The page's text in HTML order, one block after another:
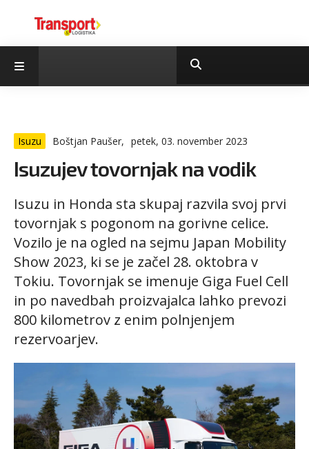
Isuzu Boštjan Paušer, petek, 03. november 2023
Isuzujev tovornjak na vodik
Isuzu in Honda sta skupaj razvila svoj prvi
tovornjak s pogonom na gorivne celice.
Vozilo je na ogled na sejmu Japan Mobility
Show 2023, ki se je začel 28. oktobra v
Tokiu. Tovornjak se imenuje Giga Fuel Cell
in po navedbah proizvajalca lahko prevozi
800 kilometrov z enim polnjenjem
rezervoarjev.